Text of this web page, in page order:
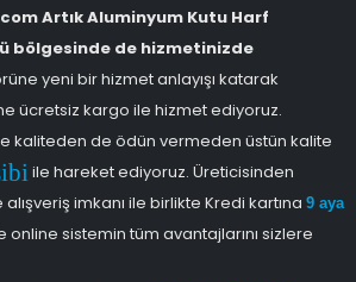
Artık Aluminyum Kutu Harf
bölgesinde de hizmetinizde
yeni bir hizmet anlayışı katarak
ücretsiz kargo ile hizmet ediyoruz.
kaliteden de ödün vermeden üstün kalite
ile hareket ediyoruz. Üreticisinden
imkanı ile birlikte Kredi kartına 9 aya
online sistemin tüm avantajlarını sizlere